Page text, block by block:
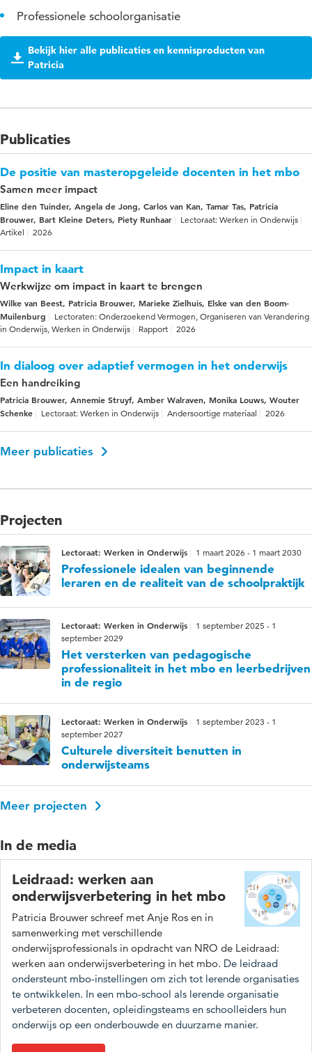
Professionele schoolorganisatie
Bekijk hier alle publicaties en kennisproducten van
Patricia
Publicaties
De positie van masteropgeleide docenten in het mbo
Samen meer impact
Eline den Tuinder, Angela de Jong, Carlos van Kan, Tamar Tas, Patricia
Brouwer, Bart Kleine Deters, Piety Runhaar
Lectoraat: Werken in Onderwijs
Artikel
2026
Impact in kaart
Werkwijze om impact in kaart te brengen
Wilke van Beest, Patricia Brouwer, Marieke Zielhuis, Elske van den Boom-
Muilenburg
Lectoraten: Onderzoekend Vermogen, Organiseren van Verandering
in Onderwijs, Werken in Onderwijs
Rapport 2026
In dialoog over adaptief vermogen in het onderwijs
Een handreiking
Patricia Brouwer, Annemie Struyf, Amber Walraven, Monika Louws, Wouter
Schenke
Lectoraat: Werken in Onderwijs Andersoortige materiaal 2026
Meer publicaties
Projecten
Lectoraat: Werken in Onderwijs 1 maart 2026 - 1 maart 2030
Professionele idealen van beginnende
leraren en de realiteit van de schoolpraktijk
Lectoraat: Werken in Onderwijs
1 september 2025 - 1
september 2029
Het versterken van pedagogische
professionaliteit in het mbo en leerbedrijven
in de regio
Lectoraat: Werken in Onderwijs
1 september 2023 - 1
september 2027
Culturele diversiteit benutten in
onderwijsteams
Meer projecten
In de media
Leidraad: werken aan
onderwijsverbetering in het mbo
Patricia Brouwer schreef met Anje Ros en in
samenwerking met verschillende
onderwijsprofessionals in opdracht van NRO de Leidraad:
werken aan onderwijsverbetering in het mbo. De leidraad
ondersteunt mbo-instellingen om zich tot lerende organisaties
te ontwikkelen. In een mbo-school als lerende organisatie
verbeteren docenten, opleidingsteams en schoolleiders hun
onderwijs op een onderbouwde en duurzame manier.